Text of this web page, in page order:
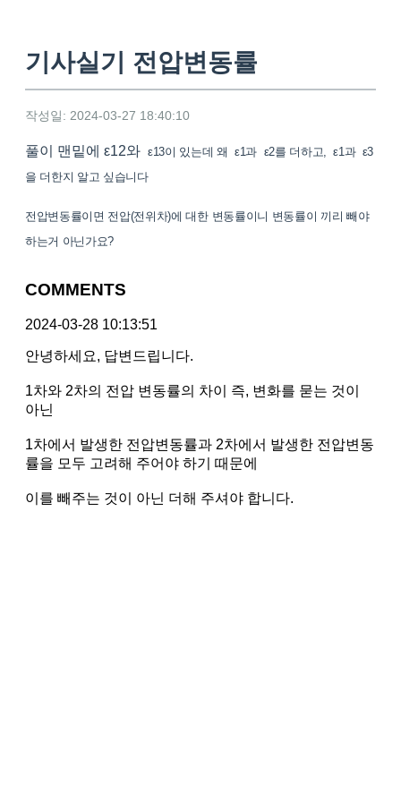
기사실기 전압변동률
작성일: 2024-03-27 18:40:10
풀이 맨밑에 ε12와 ε13이 있는데 왜 ε1과 ε2를 더하고, ε1과 ε3
을 더한지 알고 싶습니다
전압변동률이면 전압(전위차)에 대한 변동률이니 변동률이 끼리 빼야
하는거 아닌가요?
COMMENTS
2024-03-28 10:13:51
안녕하세요, 답변드립니다.
1차와 2차의 전압 변동률의 차이 즉, 변화를 묻는 것이
아닌
1차에서 발생한 전압변동률과 2차에서 발생한 전압변동
률을 모두 고려해 주어야 하기 때문에
이를 빼주는 것이 아닌 더해 주셔야 합니다.